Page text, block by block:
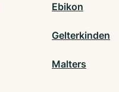
Ebikon
Gelterkinden
Malters